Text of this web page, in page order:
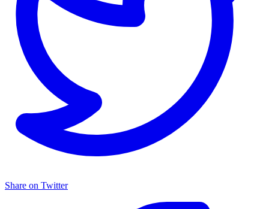
Share on Twitter